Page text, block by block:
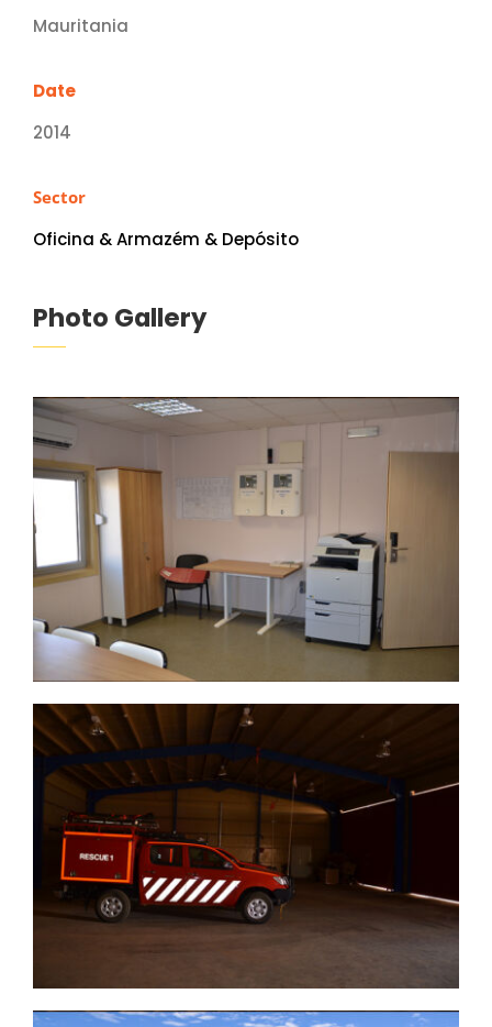
Mauritania
Date
2014
Sector
Oficina & Armazém & Depósito
Photo Gallery